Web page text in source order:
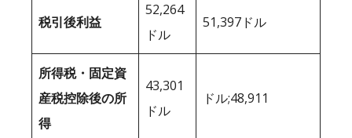
税引後利益
52,264
ドル
51,397ドル
所得税・固定資
産税控除後の所
得
43,301
ドル
ドル;48,911